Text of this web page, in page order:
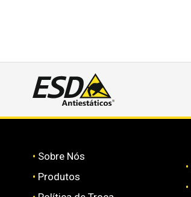
• Sobre Nós
• Produtos
•
•